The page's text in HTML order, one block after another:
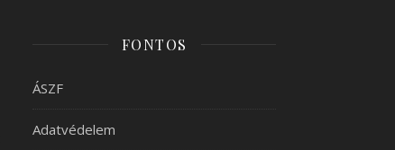
FONTOS
ÁSZF
Adatvédelem